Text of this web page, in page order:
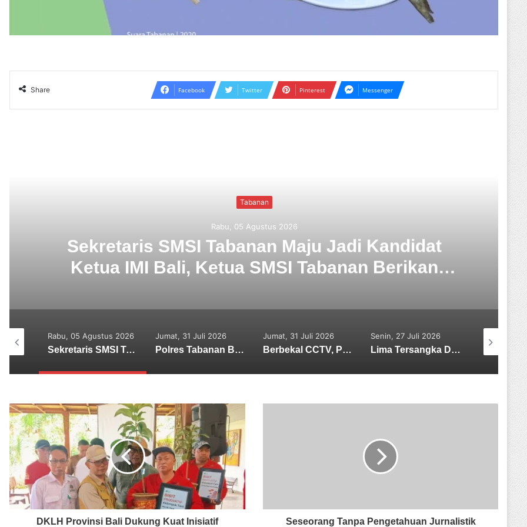
Share Facebook Twitter Pinterest Messenger
Tabanan
Rabu, 05 Agustus 2026
Sekretaris SMSI Tabanan Maju Jadi Kandidat
Ketua IMI Bali, Ketua SMSI Tabanan Berikan
Rabu, 05 Agustus 2026
Sekretaris SMSI Tabanan Maju Jadi Kandidat Ketua IMI Bali, Ketua SMSI Tabanan Berikan Dukungan
Jumat, 31 Juli 2026
Polres Tabanan Beri Bantuan dan Pendampingan Psikologis
Jumat, 31 Juli 2026
Berbekal CCTV, Pelaku Tabrak Lari Terungkap
Senin, 27 Juli 2026
Lima Tersangka Diamankan, Polres Tabanan Usut Tuntas Kasus Pengeroyokan Maut di Baturiti
Sabtu, 08
DKLH Provinsi Bali Dukung Kuat Inisiatif Seseorang Tanpa Pengetahuan Jurnalistik